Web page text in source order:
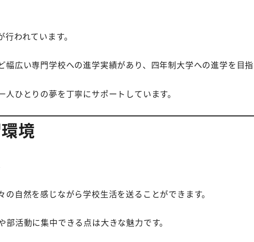
われています。
広い専門学校への進学実績があり、四年制大学への進学を目指
ひとりの夢を丁寧にサポートしています。
境
自然を感じながら学校生活を送ることができます。
活動に集中できる点は大きな魅力です。